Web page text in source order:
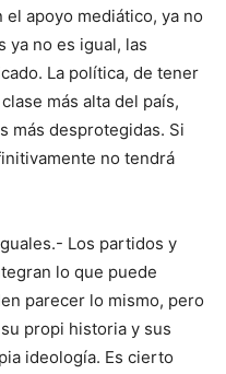
apoyo mediático, ya no
ya no es igual, las
La política, de tener
más alta del país,
más desprotegidas. Si
no tendrá
Los partidos y
lo que puede
parecer lo mismo, pero
propi historia y sus
ideología. Es cierto